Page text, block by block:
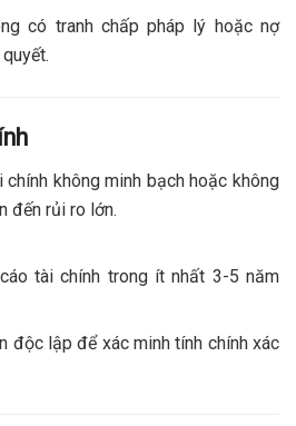
có tranh chấp pháp lý hoặc nợ
chính không minh bạch hoặc không
đến rủi ro lớn.
tài chính trong ít nhất 3-5 năm
độc lập để xác minh tính chính xác